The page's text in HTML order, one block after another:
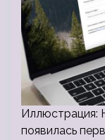
Иллюстрация:
появилась